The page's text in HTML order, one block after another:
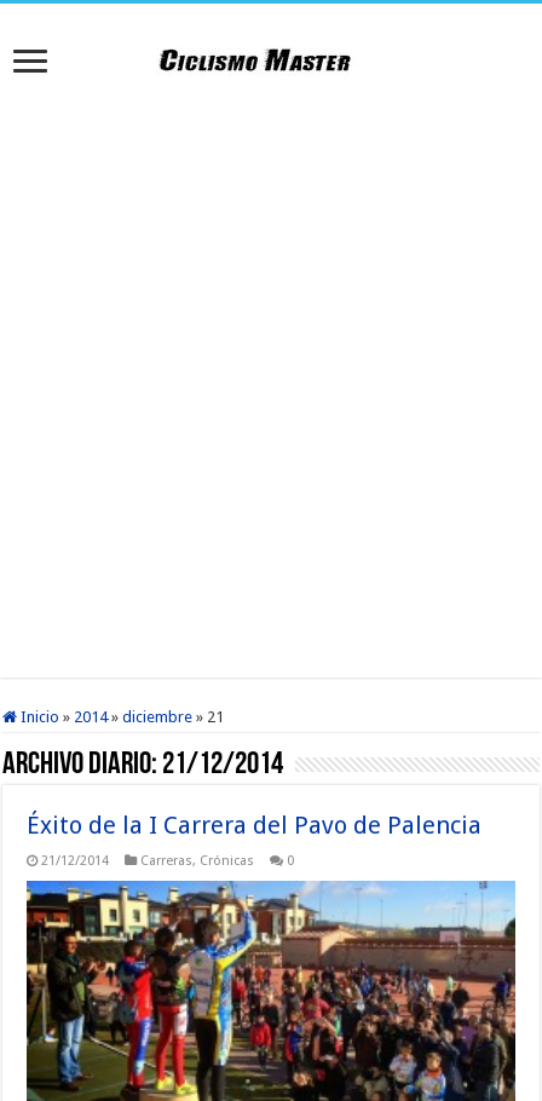
Inicio » 2014 » diciembre » 21
Archivo diario: 21/12/2014
Éxito de la I Carrera del Pavo de Palencia
21/12/2014 Carreras, Crónicas 0